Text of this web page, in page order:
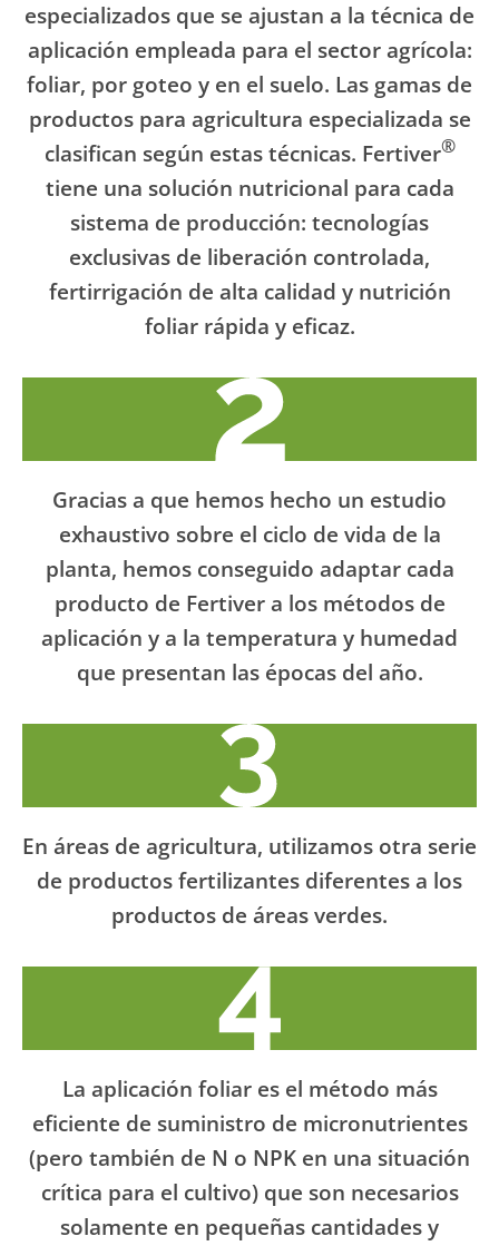
especializados que se ajustan a la técnica de
aplicación empleada para el sector agrícola:
foliar, por goteo y en el suelo. Las gamas de
productos para agricultura especializada se
clasifican según estas técnicas. Fertiver®
tiene una solución nutricional para cada
sistema de producción: tecnologías
exclusivas de liberación controlada,
fertirrigación de alta calidad y nutrición
foliar rápida y eficaz.
Gracias a que hemos hecho un estudio
exhaustivo sobre el ciclo de vida de la
planta, hemos conseguido adaptar cada
producto de Fertiver a los métodos de
aplicación y a la temperatura y humedad
que presentan las épocas del año.
En áreas de agricultura, utilizamos otra serie
de productos fertilizantes diferentes a los
productos de áreas verdes.
La aplicación foliar es el método más
eficiente de suministro de micronutrientes
(pero también de N o NPK en una situación
crítica para el cultivo) que son necesarios
solamente en pequeñas cantidades y